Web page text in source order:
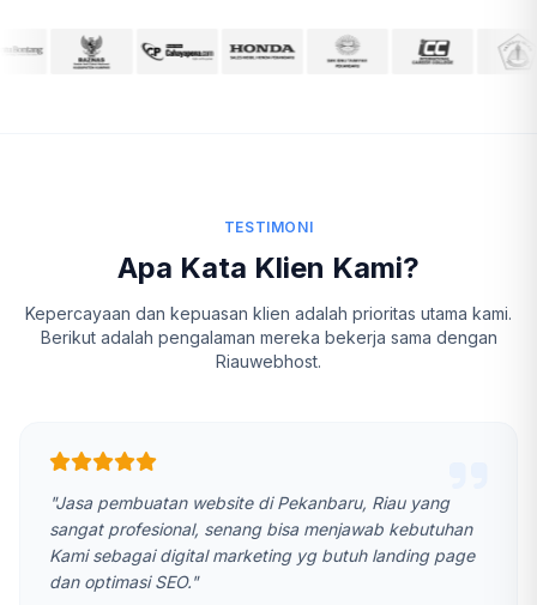
TESTIMONI
Apa Kata Klien Kami?
Kepercayaan dan kepuasan klien adalah prioritas utama kami.
Berikut adalah pengalaman mereka bekerja sama dengan
Riauwebhost.
"Jasa pembuatan website di Pekanbaru, Riau yang
sangat profesional, senang bisa menjawab kebutuhan
Kami sebagai digital marketing yg butuh landing page
dan optimasi SEO."